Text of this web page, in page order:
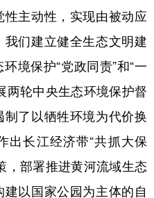
性主动性，实现由被动应
们建立健全生态文明建
境保护“党政同责”和“一
两轮中央生态环境保护督
了以牺牲环境为代价换
出长江经济带“共抓大保
，部署推进黄河流域生态
以国家公园为主体的自